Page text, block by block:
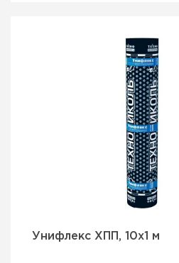
Унифлекс ХПП, 10х1 м